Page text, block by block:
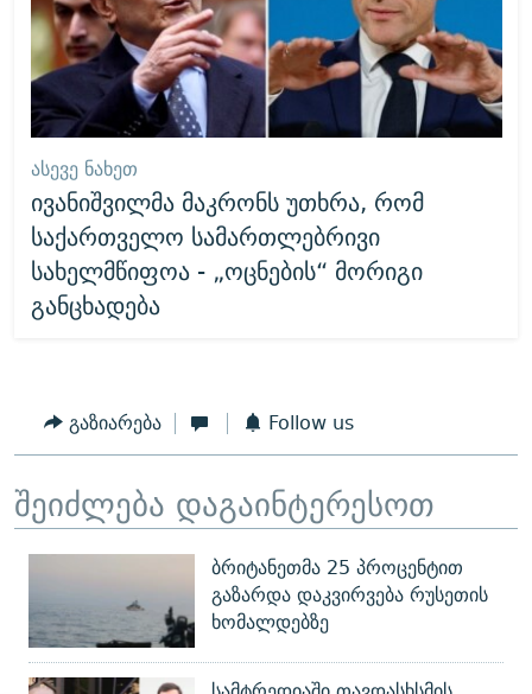
ᲐᲡᲔᲕᲔ ᲜᲐᲮᲔᲗ
ივანიშვილმა მაკრონს უთხრა, რომ
საქართველო სამართლებრივი
სახელმწიფოა - „ოცნების“ მორიგი
განცხადება
გაზიარება Follow us
შეიძლება დაგაინტერესოთ
ბრიტანეთმა 25 პროცენტით
გაზარდა დაკვირვება რუსეთის
ხომალდებზე